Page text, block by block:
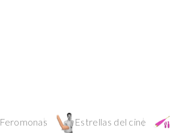
Feromonas Estrellas del cine